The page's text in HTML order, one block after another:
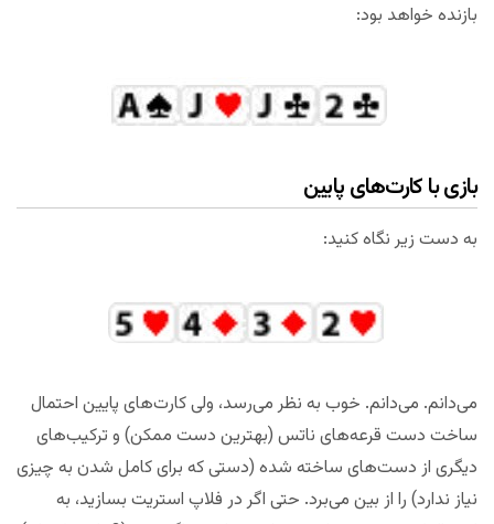
بازنده خواهد بود:
بازی با کارت‌های پایین
به دست زیر نگاه کنید:
می‌دانم. می‌دانم. خوب به نظر می‌‌رسد، ولی کارت‌های پایین احتمال
ساخت دست قرعه‌های ناتس (بهترین دست ممکن) و ترکیب‌های
دیگری از دست‌های ساخته شده (دستی که برای کامل شدن به چیزی
نیاز ندارد) را از بین می‌برد. حتی اگر در فلاپ استریت بسازید، به